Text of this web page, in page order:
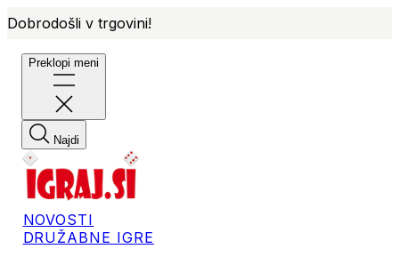
Dobrodošli v trgovini!
Preklopi meni
Najdi
NOVOSTI
DRUŽABNE IGRE